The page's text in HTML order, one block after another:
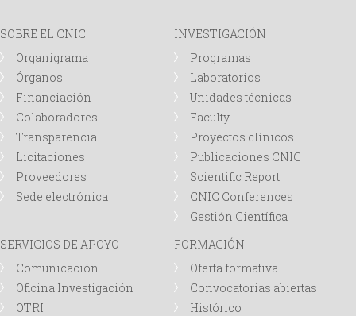
d
a
SOBRE EL CNIC
Organigrama
Órganos
Financiación
Colaboradores
Transparencia
Licitaciones
Proveedores
Sede electrónica
INVESTIGACIÓN
Programas
Laboratorios
Unidades técnicas
Faculty
Proyectos clínicos
Publicaciones CNIC
Scientific Report
CNIC Conferences
Gestión Científica
SERVICIOS DE APOYO
Comunicación
Oficina Investigación
OTRI
FORMACIÓN
Oferta formativa
Convocatorias abiertas
Histórico